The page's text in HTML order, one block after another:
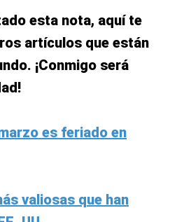
esta nota, aquí te
artículos que están
¡Conmigo será
es feriado en
valiosas que han